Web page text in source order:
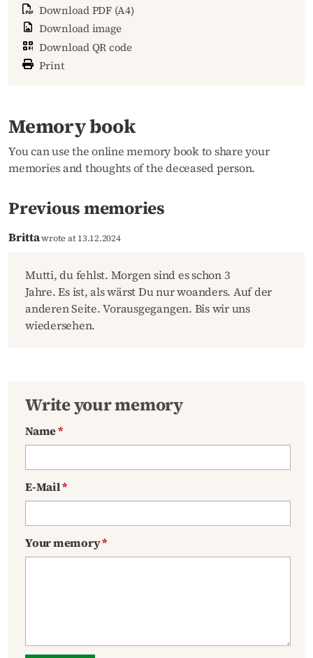
Download PDF (A4)
Download image
Download QR code
Print
Memory book
You can use the online memory book to share your
memories and thoughts of the deceased person.
Previous memories
Brittawrote at 13.12.2024
Mutti, du fehlst. Morgen sind es schon 3
Jahre. Es ist, als wärst Du nur woanders. Auf der
anderen Seite. Vorausgegangen. Bis wir uns
wiedersehen.
Write your memory
Name*
E-Mail*
Your memory*